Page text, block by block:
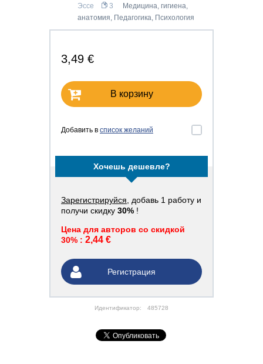
Эссе 3
Медицина, гигиена,
анатомия, Педагогика, Психология
3,49 €
В корзину
Добавить в список желаний
Хочешь дешевле?
Зарегистрируйся , добавь 1 работу и
получи скидку 30% !
Цена для авторов со скидкой
30% : 2,44 €
Регистрация
Идентификатор: 485728